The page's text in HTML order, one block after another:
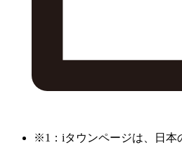
※1：iタウンページは、日本